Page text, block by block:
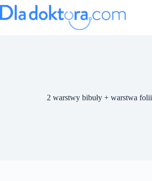
2 warstwy bibuły + warstwa folii